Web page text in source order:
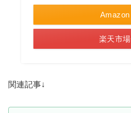
Amazon
楽天市場
関連記事↓